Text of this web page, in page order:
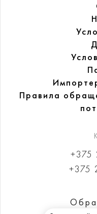
Правила
+375
+375